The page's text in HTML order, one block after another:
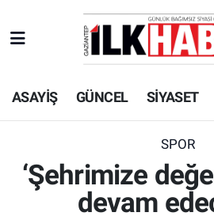
ASAYİŞ GÜNCEL SİYASET
SPOR
‘Şehrimize
devam
EKONOMİ
SİYASET
SPOR
Beyoğlu Hava Durumu
Beyoğlu Trafik Yoğunluk
Süper Lig Puan Durumu ve
Tüm Manşetler